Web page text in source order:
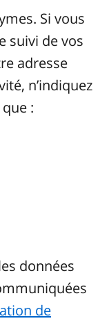
Si vous
suivi de vos
adresse
n’indiquez
:
données
de